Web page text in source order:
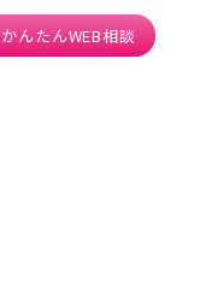
かんたんWEB相談